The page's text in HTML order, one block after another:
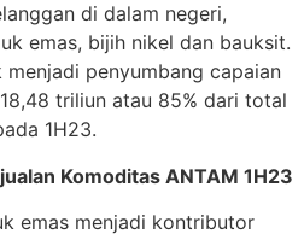
di dalam negeri,
emas, bijih nikel dan bauksit.
penyumbang capaian
triliun atau 85% dari total
1H23.
Komoditas ANTAM 1H23
emas menjadi kontributor